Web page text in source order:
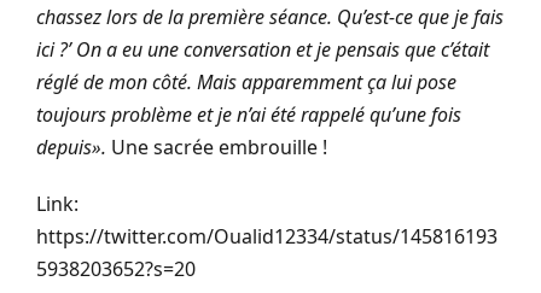
chassez lors de la première séance. Qu’est-ce que je fais
ici ?’ On a eu une conversation et je pensais que c’était
réglé de mon côté. Mais apparemment ça lui pose
toujours problème et je n’ai été rappelé qu’une fois
depuis». Une sacrée embrouille !
Link:
https://twitter.com/Oualid12334/status/145816193
5938203652?s=20